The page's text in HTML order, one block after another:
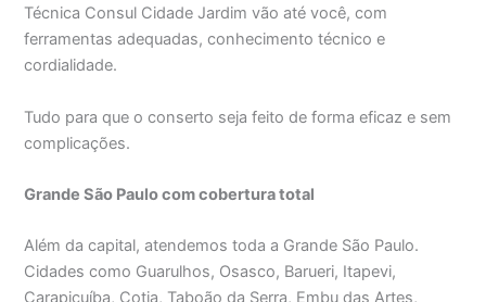
Técnica Consul Cidade Jardim vão até você, com
ferramentas adequadas, conhecimento técnico e
cordialidade.
Tudo para que o conserto seja feito de forma eficaz e sem
complicações.
Grande São Paulo com cobertura total
Além da capital, atendemos toda a Grande São Paulo.
Cidades como Guarulhos, Osasco, Barueri, Itapevi,